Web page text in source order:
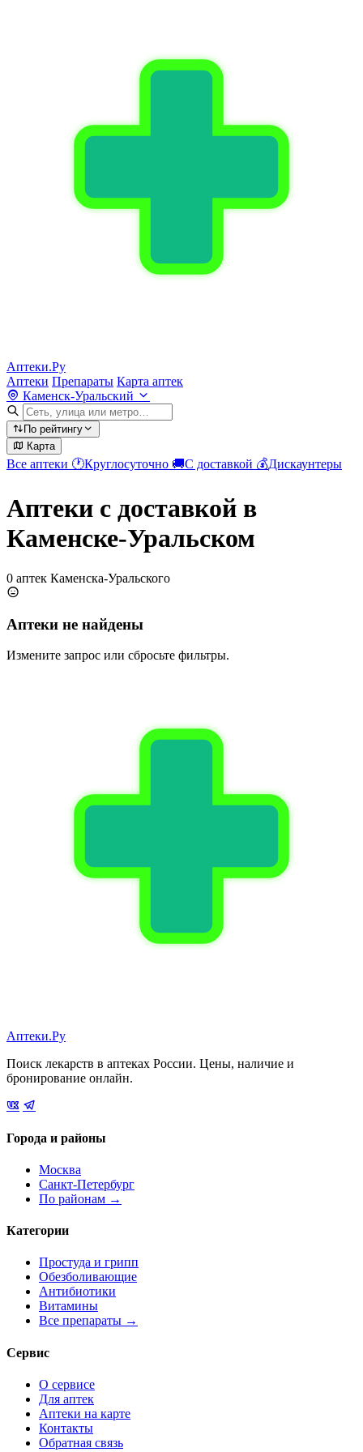
Аптеки.Ру
Аптеки Препараты Карта аптек
Каменск-Уральский
По рейтингу
Карта
Все аптеки 🕐Круглосуточно 🚚С доставкой 💰Дискаунтеры
Аптеки с доставкой в
Каменске-Уральском
0 аптек Каменска-Уральского
Аптеки не найдены
Измените запрос или сбросьте фильтры.
Аптеки.Ру
Поиск лекарств в аптеках России. Цены, наличие и
бронирование онлайн.
Города и районы
Москва
Санкт-Петербург
По районам →
Категории
Простуда и грипп
Обезболивающие
Антибиотики
Витамины
Все препараты →
Сервис
О сервисе
Для аптек
Аптеки на карте
Контакты
Обратная связь